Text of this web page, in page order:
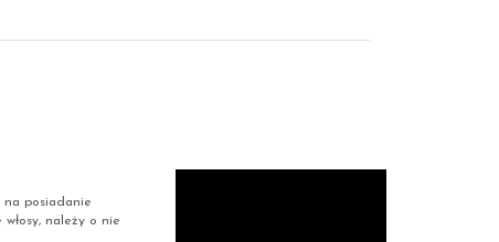
na posiadanie
należy o nie